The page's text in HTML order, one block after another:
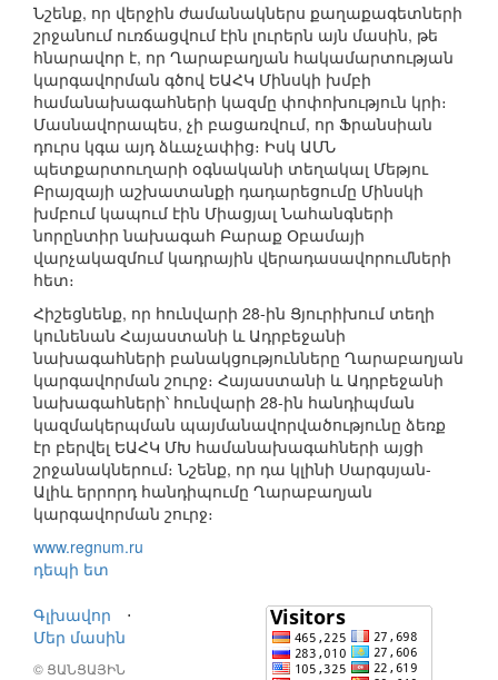
Նշենք, որ վերջին ժամանակներս քաղաքագետների
շրջանում ուռճացվում էին լուրերն այն մասին, թե
հնարավոր է, որ Ղարաբաղյան հակամարտության
կարգավորման գծով ԵԱՀԿ Մինսկի խմբի
համանախագահների կազմը փոփոխություն կրի։
Մասնավորապես, չի բացառվում, որ Ֆրանսիան
դուրս կգա այդ ձևաչափից։ Իսկ ԱՄՆ
պետքարտուղարի օգնականի տեղակալ Մեթյու
Բրայզայի աշխատանքի դադարեցումը Մինսկի
խմբում կապում էին Միացյալ Նահանգների
նորընտիր նախագահ Բարաք Օբամայի
վարչակազմում կադրային վերադասավորումների
հետ։
Հիշեցնենք, որ հունվարի 28-ին Ցյուրիխում տեղի
կունենան Հայաստանի և Ադրբեջանի
նախագահների բանակցությունները Ղարաբաղյան
կարգավորման շուրջ։ Հայաստանի և Ադրբեջանի
նախագահների՝ հունվարի 28-ին հանդիպման
կազմակերպման պայմանավորվածությունը ձեռք
էր բերվել ԵԱՀԿ ՄԽ համանախագահների այցի
շրջանակներում։ Նշենք, որ դա կլինի Սարգսյան-
Ալիև երրորդ հանդիպումը Ղարաբաղյան
կարգավորման շուրջ։
www.regnum.ru
դեպի ետ
Գլխավոր
⋅
Մեր մասին
© ՑԱՆՑԱՅԻՆ